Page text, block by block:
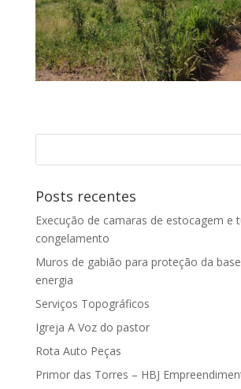
Posts recentes
Execução de camaras de estocagem e
congelamento
Muros de gabião para proteção da
energia
Serviços Topográficos
Igreja A Voz do pastor
Rota Auto Peças
Primor das Torres – HBJ